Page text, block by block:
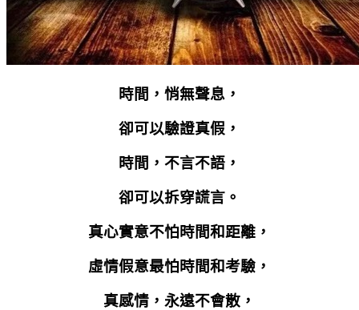
時間，悄無聲息，
卻可以驗證真假，
時間，不言不語，
卻可以拆穿謊言。
真心實意不怕時間和距離，
虛情假意最怕時間和考驗，
真感情，永遠不會散，